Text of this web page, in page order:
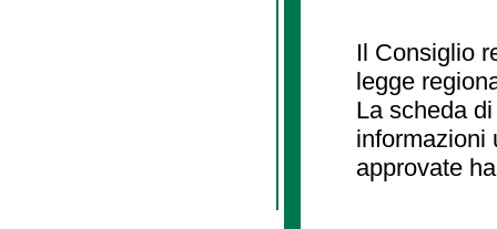
Il Consiglio
legge
La scheda
informazioni
approvate